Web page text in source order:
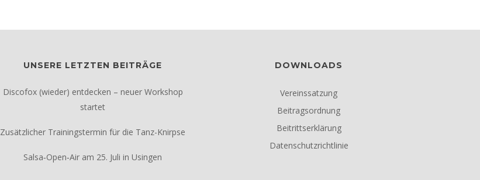
UNSERE LETZTEN BEITRÄGE
Discofox (wieder) entdecken – neuer Workshop
startet
Zusätzlicher Trainingstermin für die Tanz-Knirpse
Salsa‑Open‑Air am 25. Juli in Usingen
DOWNLOADS
Vereinssatzung
Beitragsordnung
Beitrittserklärung
Datenschutzrichtlinie